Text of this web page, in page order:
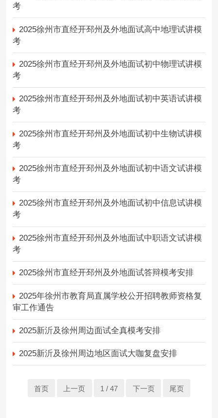
考
2025徐州市直经开邳州及外地面试高中地理试讲模
考
2025徐州市直经开邳州及外地面试初中物理试讲模
考
2025徐州市直经开邳州及外地面试初中英语试讲模
考
2025徐州市直经开邳州及外地面试初中生物试讲模
考
2025徐州市直经开邳州及外地面试初中语文试讲模
考
2025徐州市直经开邳州及外地面试初中信息试讲模
考
2025徐州市直经开邳州及外地面试中职语文试讲模
考
2025徐州市直经开邳州及外地面试答辩模考安排
2025年徐州市教育局直属学校公开招聘教师资格复
审工作通告
2025新沂及徐州周边面试全真模考安排
2025新沂及徐州周边地区面试大咖复盘安排
首页 上一页 1 / 47 下一页 尾页